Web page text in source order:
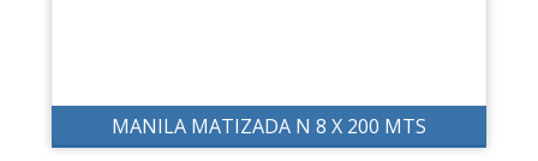
MANILA MATIZADA N 8 X 200 MTS